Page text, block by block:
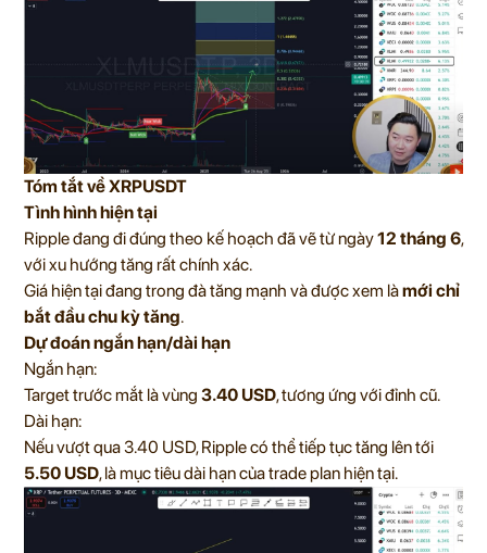
Tóm tắt về XRPUSDT
Tình hình hiện tại
Ripple đang đi đúng theo kế hoạch đã vẽ từ ngày12 tháng 6,
với xu hướng tăng rất chính xác.
Giá hiện tại đang trong đà tăng mạnh và được xem làmới chỉ
bắt đầu chu kỳ tăng.
Dự đoán ngắn hạn/dài hạn
Ngắn hạn:
Target trước mắt là vùng 3.40 USD, tương ứng với đỉnh cũ.
Dài hạn:
Nếu vượt qua 3.40 USD, Ripple có thể tiếp tục tăng lên tới
5.50 USD, là mục tiêu dài hạn của trade plan hiện tại.